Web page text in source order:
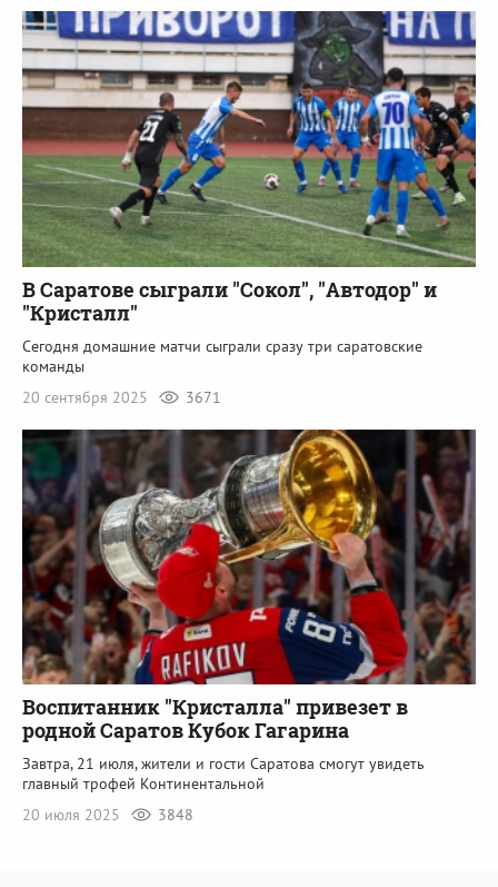
В Саратове сыграли "Сокол", "Автодор" и
"Кристалл"
Сегодня домашние матчи сыграли сразу три саратовские
команды
20 сентября 2025
3671
Воспитанник "Кристалла" привезет в
родной Саратов Кубок Гагарина
Завтра, 21 июля, жители и гости Саратова смогут увидеть
главный трофей Континентальной
20 июля 2025
3848